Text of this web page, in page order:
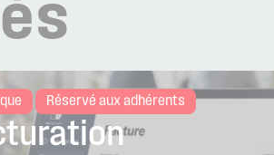
Réservé aux adhérents